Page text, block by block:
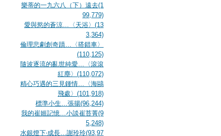
樂蒂的一九六八（下）遠去(1
99,779)
愛與慾的蒼涼…〈天浴〉(13
3,364)
倫理悲劇創奇蹟…〈搭錯車〉
(110,125)
隨波逐流的亂世純愛…〈滾滾
紅塵〉(110,072)
精心巧遇的三見鍾情…〈海鷗
飛處〉(101,918)
標準小生…張揚(96,244)
我的崔姬記憶…小談崔苔菁(9
5,248)
水銀燈下‧成長…謝玲玲(93,97